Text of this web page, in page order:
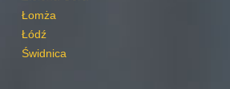
Łomża
Łódź
Świdnica